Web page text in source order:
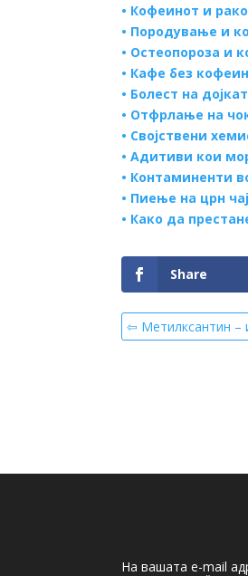
• Кофеинот и
• Породување и
• Остеопороза и
• Кафе без кофеин
• Болест на
• Отфрлање на
• Својствени
• Адитиви кои
• Контаминенти
• Пиење на црн чај
• Како да
Share
⇦ Метилксантин –
На вашата e-mail